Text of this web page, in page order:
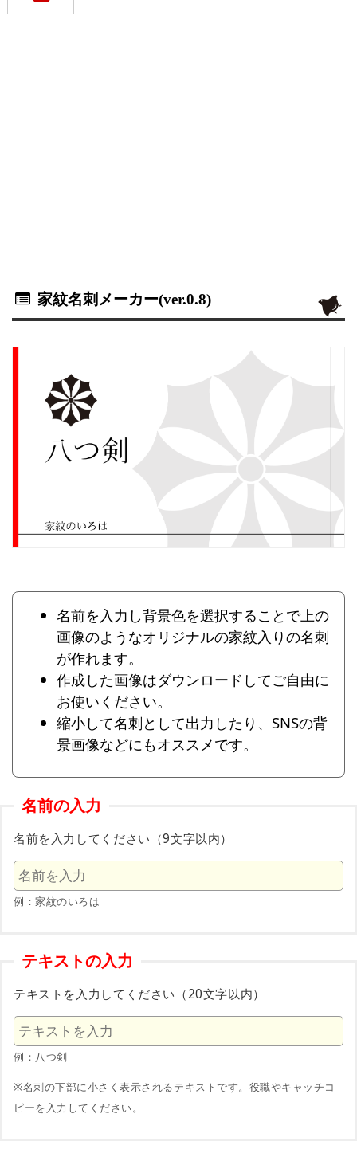
家紋名刺メーカー(ver.0.8)
名前を入力し背景色を選択することで上の
画像のようなオリジナルの家紋入りの名刺
が作れます。
作成した画像はダウンロードしてご自由に
お使いください。
縮小して名刺として出力したり、SNSの背
景画像などにもオススメです。
名前の入力
名前を入力してください（9文字以内）
例：家紋のいろは
テキストの入力
テキストを入力してください（20文字以内）
例：八つ剣
※名刺の下部に小さく表示されるテキストです。役職やキャッチコ
ピーを入力してください。